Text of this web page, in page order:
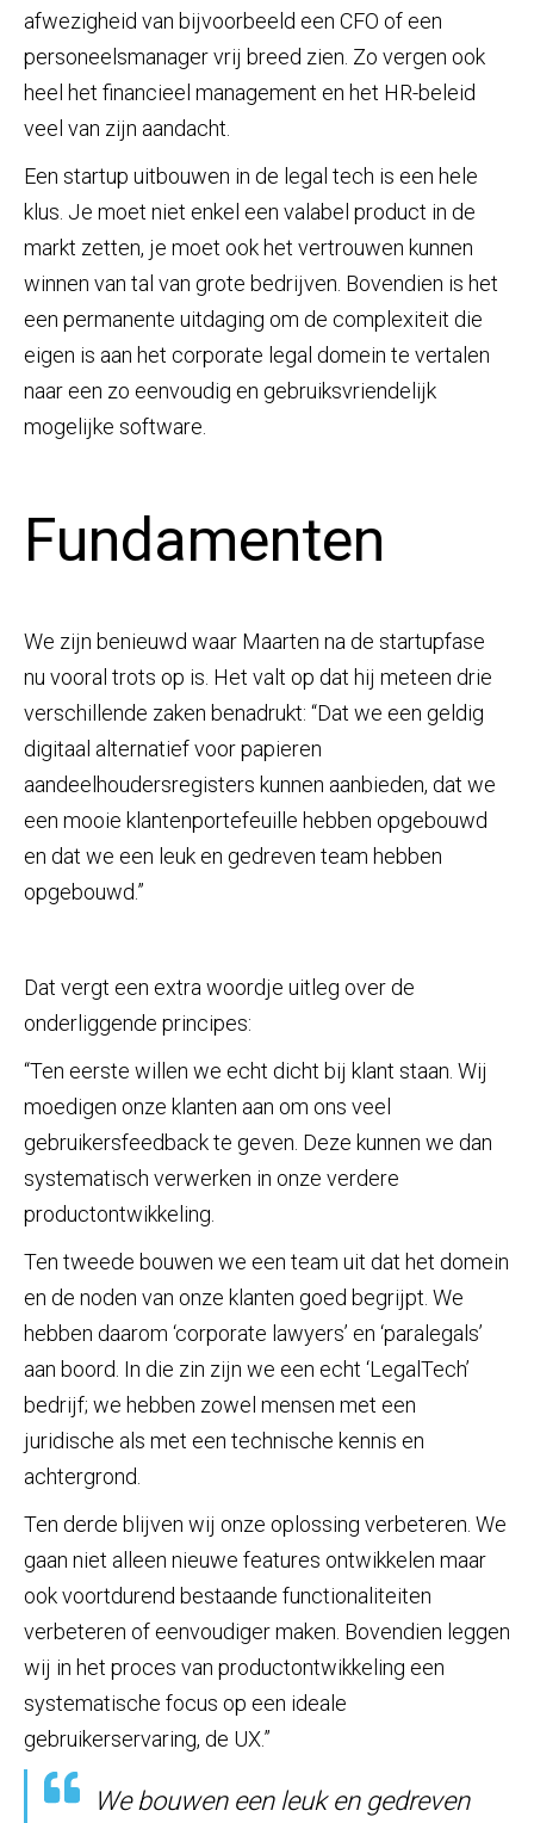
afwezigheid van bijvoorbeeld een CFO of een
personeelsmanager vrij breed zien. Zo vergen ook
heel het financieel management en het HR-beleid
veel van zijn aandacht.
Een startup uitbouwen in de legal tech is een hele
klus. Je moet niet enkel een valabel product in de
markt zetten, je moet ook het vertrouwen kunnen
winnen van tal van grote bedrijven. Bovendien is het
een permanente uitdaging om de complexiteit die
eigen is aan het corporate legal domein te vertalen
naar een zo eenvoudig en gebruiksvriendelijk
mogelijke software.
Fundamenten
We zijn benieuwd waar Maarten na de startupfase
nu vooral trots op is. Het valt op dat hij meteen drie
verschillende zaken benadrukt: “Dat we een geldig
digitaal alternatief voor papieren
aandeelhoudersregisters kunnen aanbieden, dat we
een mooie klantenportefeuille hebben opgebouwd
en dat we een leuk en gedreven team hebben
opgebouwd.”
Dat vergt een extra woordje uitleg over de
onderliggende principes:
“Ten eerste willen we echt dicht bij klant staan. Wij
moedigen onze klanten aan om ons veel
gebruikersfeedback te geven. Deze kunnen we dan
systematisch verwerken in onze verdere
productontwikkeling.
Ten tweede bouwen we een team uit dat het domein
en de noden van onze klanten goed begrijpt. We
hebben daarom ‘corporate lawyers’ en ‘paralegals’
aan boord. In die zin zijn we een echt ‘LegalTech’
bedrijf; we hebben zowel mensen met een
juridische als met een technische kennis en
achtergrond.
Ten derde blijven wij onze oplossing verbeteren. We
gaan niet alleen nieuwe features ontwikkelen maar
ook voortdurend bestaande functionaliteiten
verbeteren of eenvoudiger maken. Bovendien leggen
wij in het proces van productontwikkeling een
systematische focus op een ideale
gebruikerservaring, de UX.”
We bouwen een leuk en gedreven